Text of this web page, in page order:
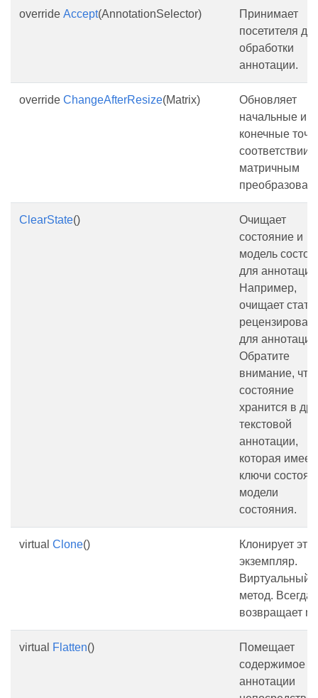
override Accept(AnnotationSelector)
Принимает
посетителя
обработки
аннотации.
override ChangeAfterResize(Matrix)
Обновляет
начальные и
конечные
соответствии с
матричным
ClearState()
Очищает
состояние и
модель
для
Например,
очищает
для
Обратите
внимание, что
состояние
хранится в
текстовой
аннотации,
которая имеет
ключи
модели
состояния.
virtual Clone()
Клонирует этот
экземпляр.
Виртуальный
метод. Всегда
возвращает
virtual Flatten()
Помещает
содержимое
аннотации